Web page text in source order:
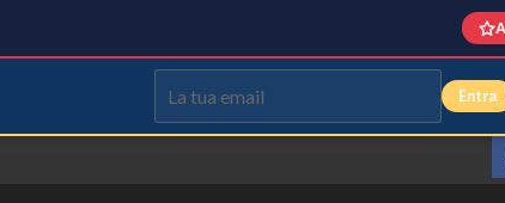
Entra